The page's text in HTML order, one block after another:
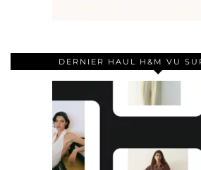
DERNIER HAUL H&M VU